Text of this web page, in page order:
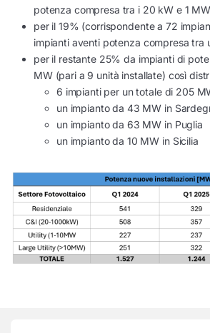
potenza compresa tra i 20 kW e 1
per il 19% (corrispondente a 72
impianti aventi potenza compresa tra
per il restante 25% da impianti di
MW (pari a 9 unità installate) così
6 impianti per un totale di 205
un impianto da 43 MW in
un impianto da 63 MW in Puglia
un impianto da 10 MW in Sicilia